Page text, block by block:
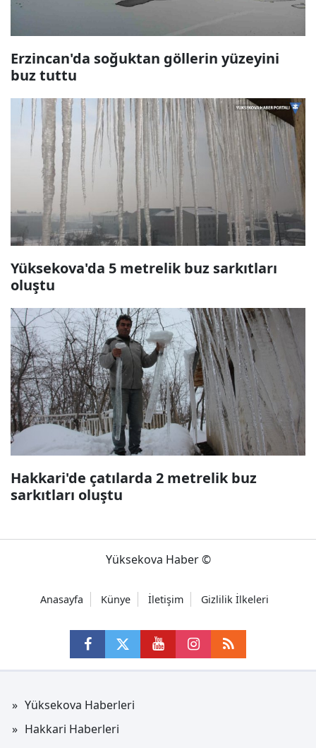
Erzincan'da soğuktan göllerin yüzeyini
buz tuttu
Yüksekova'da 5 metrelik buz sarkıtları
oluştu
Hakkari'de çatılarda 2 metrelik buz
sarkıtları oluştu
Yüksekova Haber ©
Anasayfa Künye İletişim Gizlilik İlkeleri
Yüksekova Haberleri
Hakkari Haberleri